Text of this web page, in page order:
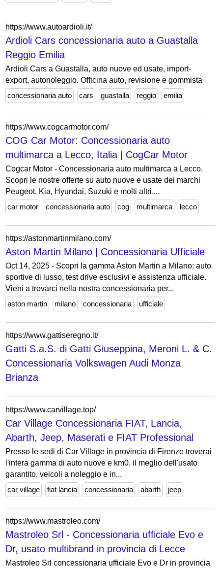
https://www.autoardioli.it/
Ardioli Cars concessionaria auto a Guastalla
Reggio Emilia
Ardioli Cars a Guastalla, auto nuove ed usate, import-
export, autonoleggio. Officina auto, revisione e gommista
concessionaria auto
cars guastalla reggio emilia
https://www.cogcarmotor.com/
COG Car Motor: Concessionaria auto
multimarca a Lecco, Italia | CogCar Motor
Cogcar Motor - Concessionaria auto multimarca a Lecco.
Scopri le nostre offerte su auto nuove e usate dei marchi
Peugeot, Kia, Hyundai, Suzuki e molti altri....
car motor
concessionaria auto cog multimarca lecco
https://astonmartinmilano.com/
Aston Martin Milano | Concessionaria Ufficiale
Oct 14, 2025 - Scopri la gamma Aston Martin a Milano: auto
sportive di lusso, test drive esclusivi e assistenza ufficiale.
Vieni a trovarci nella nostra concessionaria per...
aston martin
milano concessionaria ufficiale
https://www.gattiseregno.it/
Gatti S.a.S. di Gatti Giuseppina, Meroni L. & C.
Concessionaria Volkswagen Audi Monza
Brianza
https://www.carvillage.top/
Car Village Concessionaria FIAT, Lancia,
Abarth, Jeep, Maserati e FIAT Professional
Presso le sedi di Car Village in provincia di Firenze troverai
l'intera gamma di auto nuove e km0, il meglio dell'usato
garantito, veicoli a noleggio e in...
car village
fiat lancia concessionaria abarth jeep
https://www.mastroleo.com/
Mastroleo Srl - Concessionaria ufficiale Evo e
Dr, usato multibrand in provincia di Lecce
Mastroleo Srl concessionaria ufficiale Evo e Dr in provincia